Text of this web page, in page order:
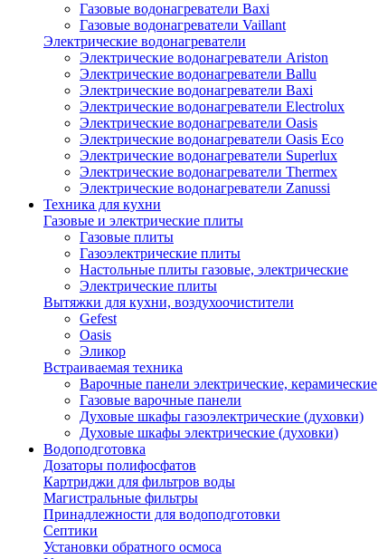
Газовые водонагреватели Baxi
Газовые водонагреватели Vaillant
Электрические водонагреватели
Электрические водонагреватели Ariston
Электрические водонагреватели Ballu
Электрические водонагреватели Baxi
Электрические водонагреватели Electrolux
Электрические водонагреватели Oasis
Электрические водонагреватели Oasis Eco
Электрические водонагреватели Superlux
Электрические водонагреватели Thermex
Электрические водонагреватели Zanussi
Техника для кухни
Газовые и электрические плиты
Газовые плиты
Газоэлектрические плиты
Настольные плиты газовые, электрические
Электрические плиты
Вытяжки для кухни, воздухоочистители
Gefest
Oasis
Эликор
Встраиваемая техника
Варочные панели электрические, керамические
Газовые варочные панели
Духовые шкафы газоэлектрические (духовки)
Духовые шкафы электрические (духовки)
Водоподготовка
Дозаторы полифосфатов
Картриджи для фильтров воды
Магистральные фильтры
Принадлежности для водоподготовки
Септики
Установки обратного осмоса